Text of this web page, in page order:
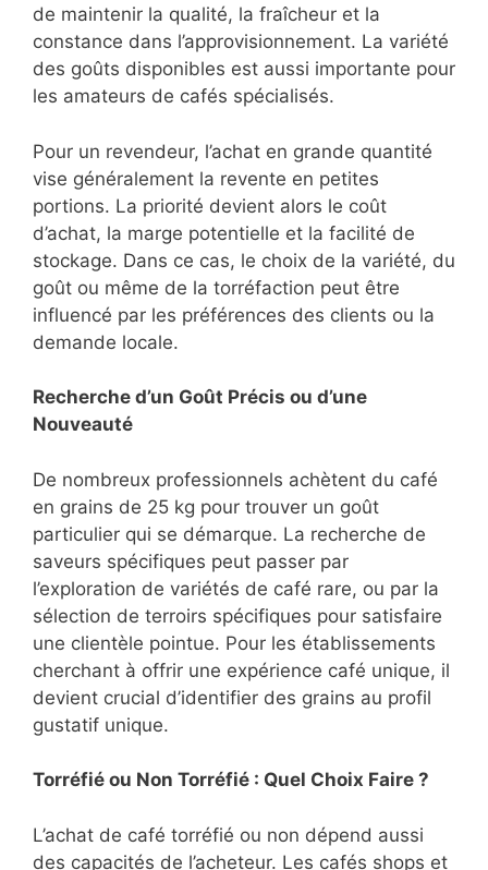
de maintenir la qualité, la fraîcheur et la
constance dans l’approvisionnement. La variété
des goûts disponibles est aussi importante pour
les amateurs de cafés spécialisés.
Pour un revendeur, l’achat en grande quantité
vise généralement la revente en petites
portions. La priorité devient alors le coût
d’achat, la marge potentielle et la facilité de
stockage. Dans ce cas, le choix de la variété, du
goût ou même de la torréfaction peut être
influencé par les préférences des clients ou la
demande locale.
Recherche d’un Goût Précis ou d’une
Nouveauté
De nombreux professionnels achètent du café
en grains de 25 kg pour trouver un goût
particulier qui se démarque. La recherche de
saveurs spécifiques peut passer par
l’exploration de variétés de café rare, ou par la
sélection de terroirs spécifiques pour satisfaire
une clientèle pointue. Pour les établissements
cherchant à offrir une expérience café unique, il
devient crucial d’identifier des grains au profil
gustatif unique.
Torréfié ou Non Torréfié : Quel Choix Faire ?
L’achat de café torréfié ou non dépend aussi
des capacités de l’acheteur. Les cafés shops et